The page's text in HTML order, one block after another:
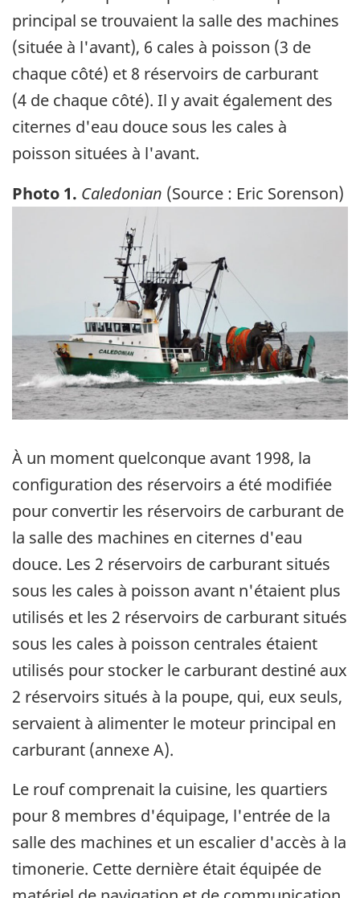
principal se trouvaient la salle des machines
(située à l'avant), 6 cales à poisson (3 de
chaque côté) et 8 réservoirs de carburant
(4 de chaque côté). Il y avait également des
citernes d'eau douce sous les cales à
poisson situées à l'avant.
Photo 1. Caledonian (Source : Eric Sorenson)
À un moment quelconque avant 1998, la
configuration des réservoirs a été modifiée
pour convertir les réservoirs de carburant de
la salle des machines en citernes d'eau
douce. Les 2 réservoirs de carburant situés
sous les cales à poisson avant n'étaient plus
utilisés et les 2 réservoirs de carburant situés
sous les cales à poisson centrales étaient
utilisés pour stocker le carburant destiné aux
2 réservoirs situés à la poupe, qui, eux seuls,
servaient à alimenter le moteur principal en
carburant (annexe A).
Le rouf comprenait la cuisine, les quartiers
pour 8 membres d'équipage, l'entrée de la
salle des machines et un escalier d'accès à la
timonerie. Cette dernière était équipée de